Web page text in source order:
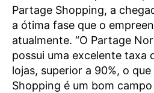
Partage Shopping, a
a ótima fase que o
atualmente. “O Partage
possui uma excelente taxa
lojas, superior a 90%, o
Shopping é um bom